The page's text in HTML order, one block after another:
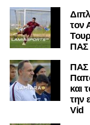
τον
ΠΑΣ
ΠΑΣ
και
την
Vid